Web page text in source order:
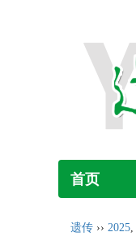
首页
遗传 ›› 2025,